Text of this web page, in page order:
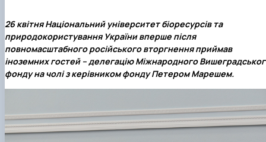
26 квітня Національний університет біоресурсів та
природокористування України вперше після
повномасштабного російського вторгнення приймав
іноземних гостей – делегаціюМіжнародного
фондуна чолі з керівником фондуПетером Марешем.